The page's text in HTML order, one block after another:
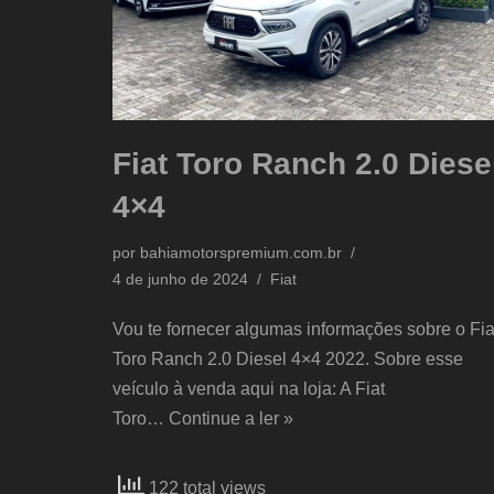
Fiat Toro Ranch 2.0
4×4
por bahiamotorspremium.com.br
4 de junho de 2024
Fiat
Vou te fornecer algumas informações sobre o
Toro Ranch 2.0 Diesel 4×4 2022. Sobre esse
veículo à venda aqui na loja: A Fiat
Toro… Continue a ler »
122 total views